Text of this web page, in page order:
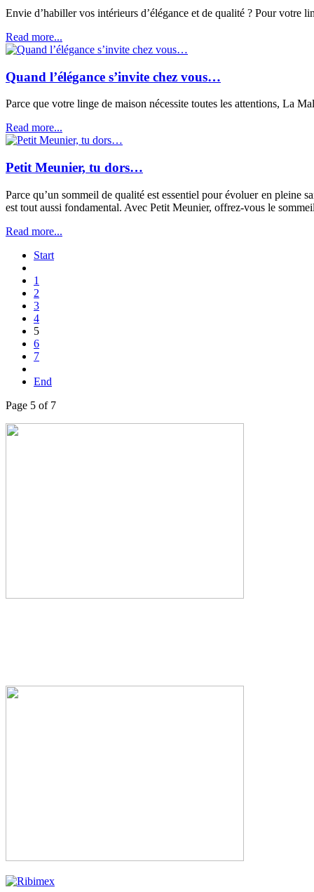
Envie d’habiller vos intérieurs d’élégance et de qualité ? Pour votre
Read more...
Quand l’élégance s’invite chez vous…
Parce que votre linge de maison nécessite toutes les attentions, La
Read more...
Petit Meunier, tu dors…
Parce qu’un sommeil de qualité est essentiel pour évoluer en pleine
est tout aussi fondamental. Avec Petit Meunier, offrez-vous le
Read more...
Start
1
2
3
4
5
6
7
End
Page 5 of 7